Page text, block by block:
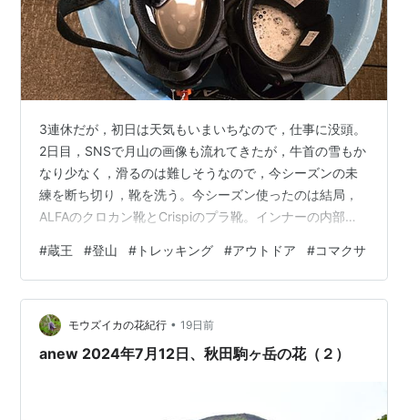
3連休だが，初日は天気もいまいちなので，仕事に没頭。
2日目，SNSで月山の画像も流れてきたが，牛首の雪もか
なり少なく，滑るのは難しそうなので，今シーズンの未
練を断ち切り，靴を洗う。今シーズン使ったのは結局，
ALFAのクロカン靴とCrispiのプラ靴。インナーの内部を
そうなので，山に行くことにする。とりあえず村田ICで
高速を降りて，蕎麦屋を探し，千寿庵へ。 太蕎麦を食べ
る。昼食後，蔵王方面，大黒天へ。13:10 大黒天P発。階
段登山道を登り始める。 13:50 刈田岳着。神社にお参り
をする。 その後，ガスの馬の背を歩き，熊野岳方面へ。
#蔵王 #登山 # トレッキング #アウトドア #コマクサ
モウズイカの花紀行 • 19日前
anew 2024年7月12日、秋田駒ヶ岳の花（２）